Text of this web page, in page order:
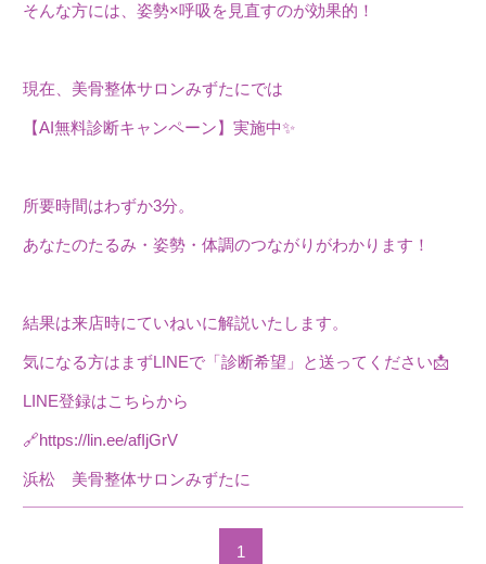
そんな方には、姿勢×呼吸を見直すのが効果的！
現在、美骨整体サロンみずたにでは
【AI無料診断キャンペーン】実施中✨
所要時間はわずか3分。
あなたのたるみ・姿勢・体調のつながりがわかります！
結果は来店時にていねいに解説いたします。
気になる方はまずLINEで「診断希望」と送ってください📩
LINE登録はこちらから
🔗https://lin.ee/afIjGrV
浜松 美骨整体サロンみずたに
1